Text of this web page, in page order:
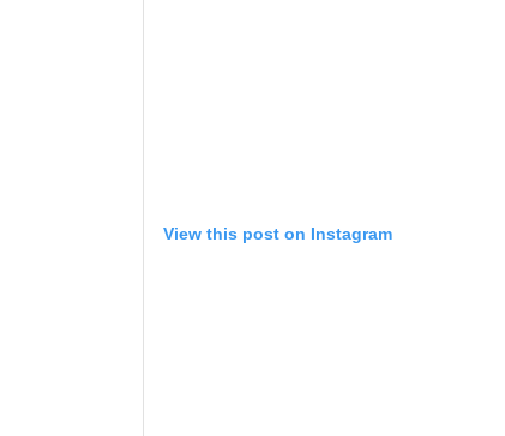
View this post on Instagram